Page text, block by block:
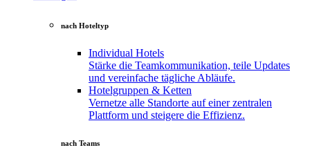
nach Hoteltyp
Individual Hotels
Stärke die Teamkommunikation, teile Updates
und vereinfache tägliche Abläufe.
Hotelgruppen & Ketten
Vernetze alle Standorte auf einer zentralen
Plattform und steigere die Effizienz.
nach Teams